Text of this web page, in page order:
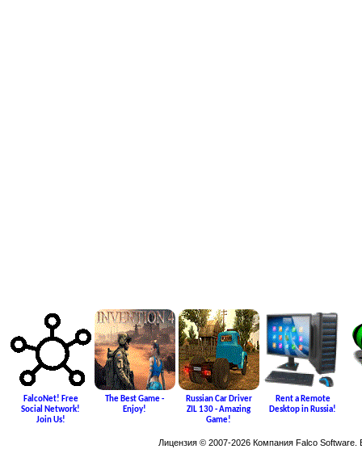
FalcoNet! Free
Social Network!
Join Us!
The Best Game -
Enjoy!
Russian Car Driver
ZIL 130 - Amazing
Game!
Rent a Remote
Desktop in Russia!
Лицензия © 2007-2026 Компания Falco